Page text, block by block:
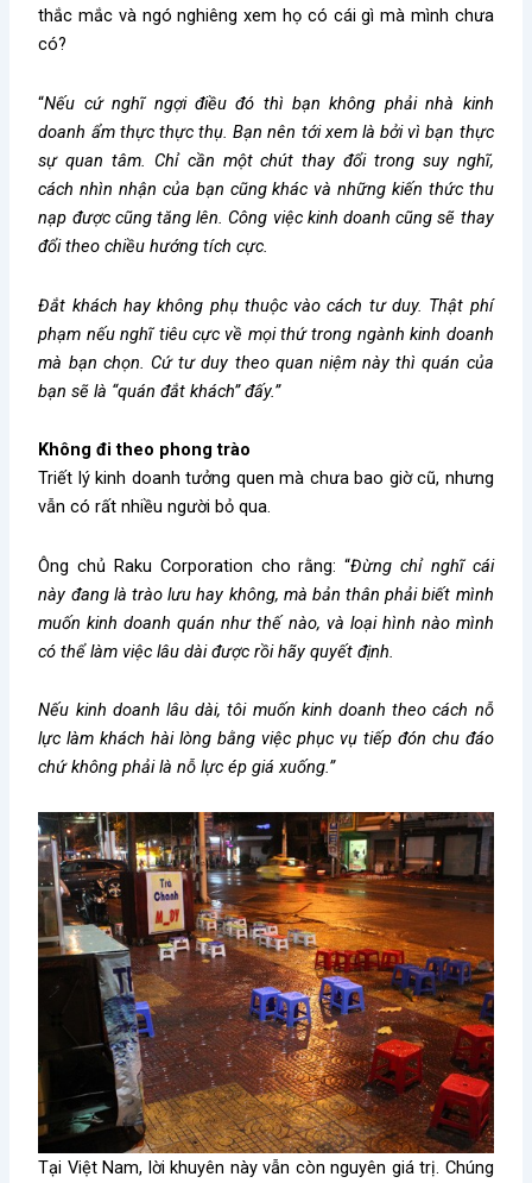
thắc mắc và ngó nghiêng xem họ có cái gì mà mình chưa
có?
“Nếu cứ nghĩ ngợi điều đó thì bạn không phải nhà kinh
doanh ẩm thực thực thụ. Bạn nên tới xem là bởi vì bạn thực
sự quan tâm. Chỉ cần một chút thay đổi trong suy nghĩ,
cách nhìn nhận của bạn cũng khác và những kiến thức thu
nạp được cũng tăng lên. Công việc kinh doanh cũng sẽ thay
đổi theo chiều hướng tích cực.
Đắt khách hay không phụ thuộc vào cách tư duy. Thật phí
phạm nếu nghĩ tiêu cực về mọi thứ trong ngành kinh doanh
mà bạn chọn. Cứ tư duy theo quan niệm này thì quán của
bạn sẽ là “quán đắt khách” đấy.”
Không đi theo phong trào
Triết lý kinh doanh tưởng quen mà chưa bao giờ cũ, nhưng
vẫn có rất nhiều người bỏ qua.
Ông chủ Raku Corporation cho rằng: “Đừng chỉ nghĩ cái
này đang là trào lưu hay không, mà bản thân phải biết mình
muốn kinh doanh quán như thế nào, và loại hình nào mình
có thể làm việc lâu dài được rồi hãy quyết định.
Nếu kinh doanh lâu dài, tôi muốn kinh doanh theo cách nỗ
lực làm khách hài lòng bằng việc phục vụ tiếp đón chu đáo
chứ không phải là nỗ lực ép giá xuống.”
Tại Việt Nam, lời khuyên này vẫn còn nguyên giá trị. Chúng